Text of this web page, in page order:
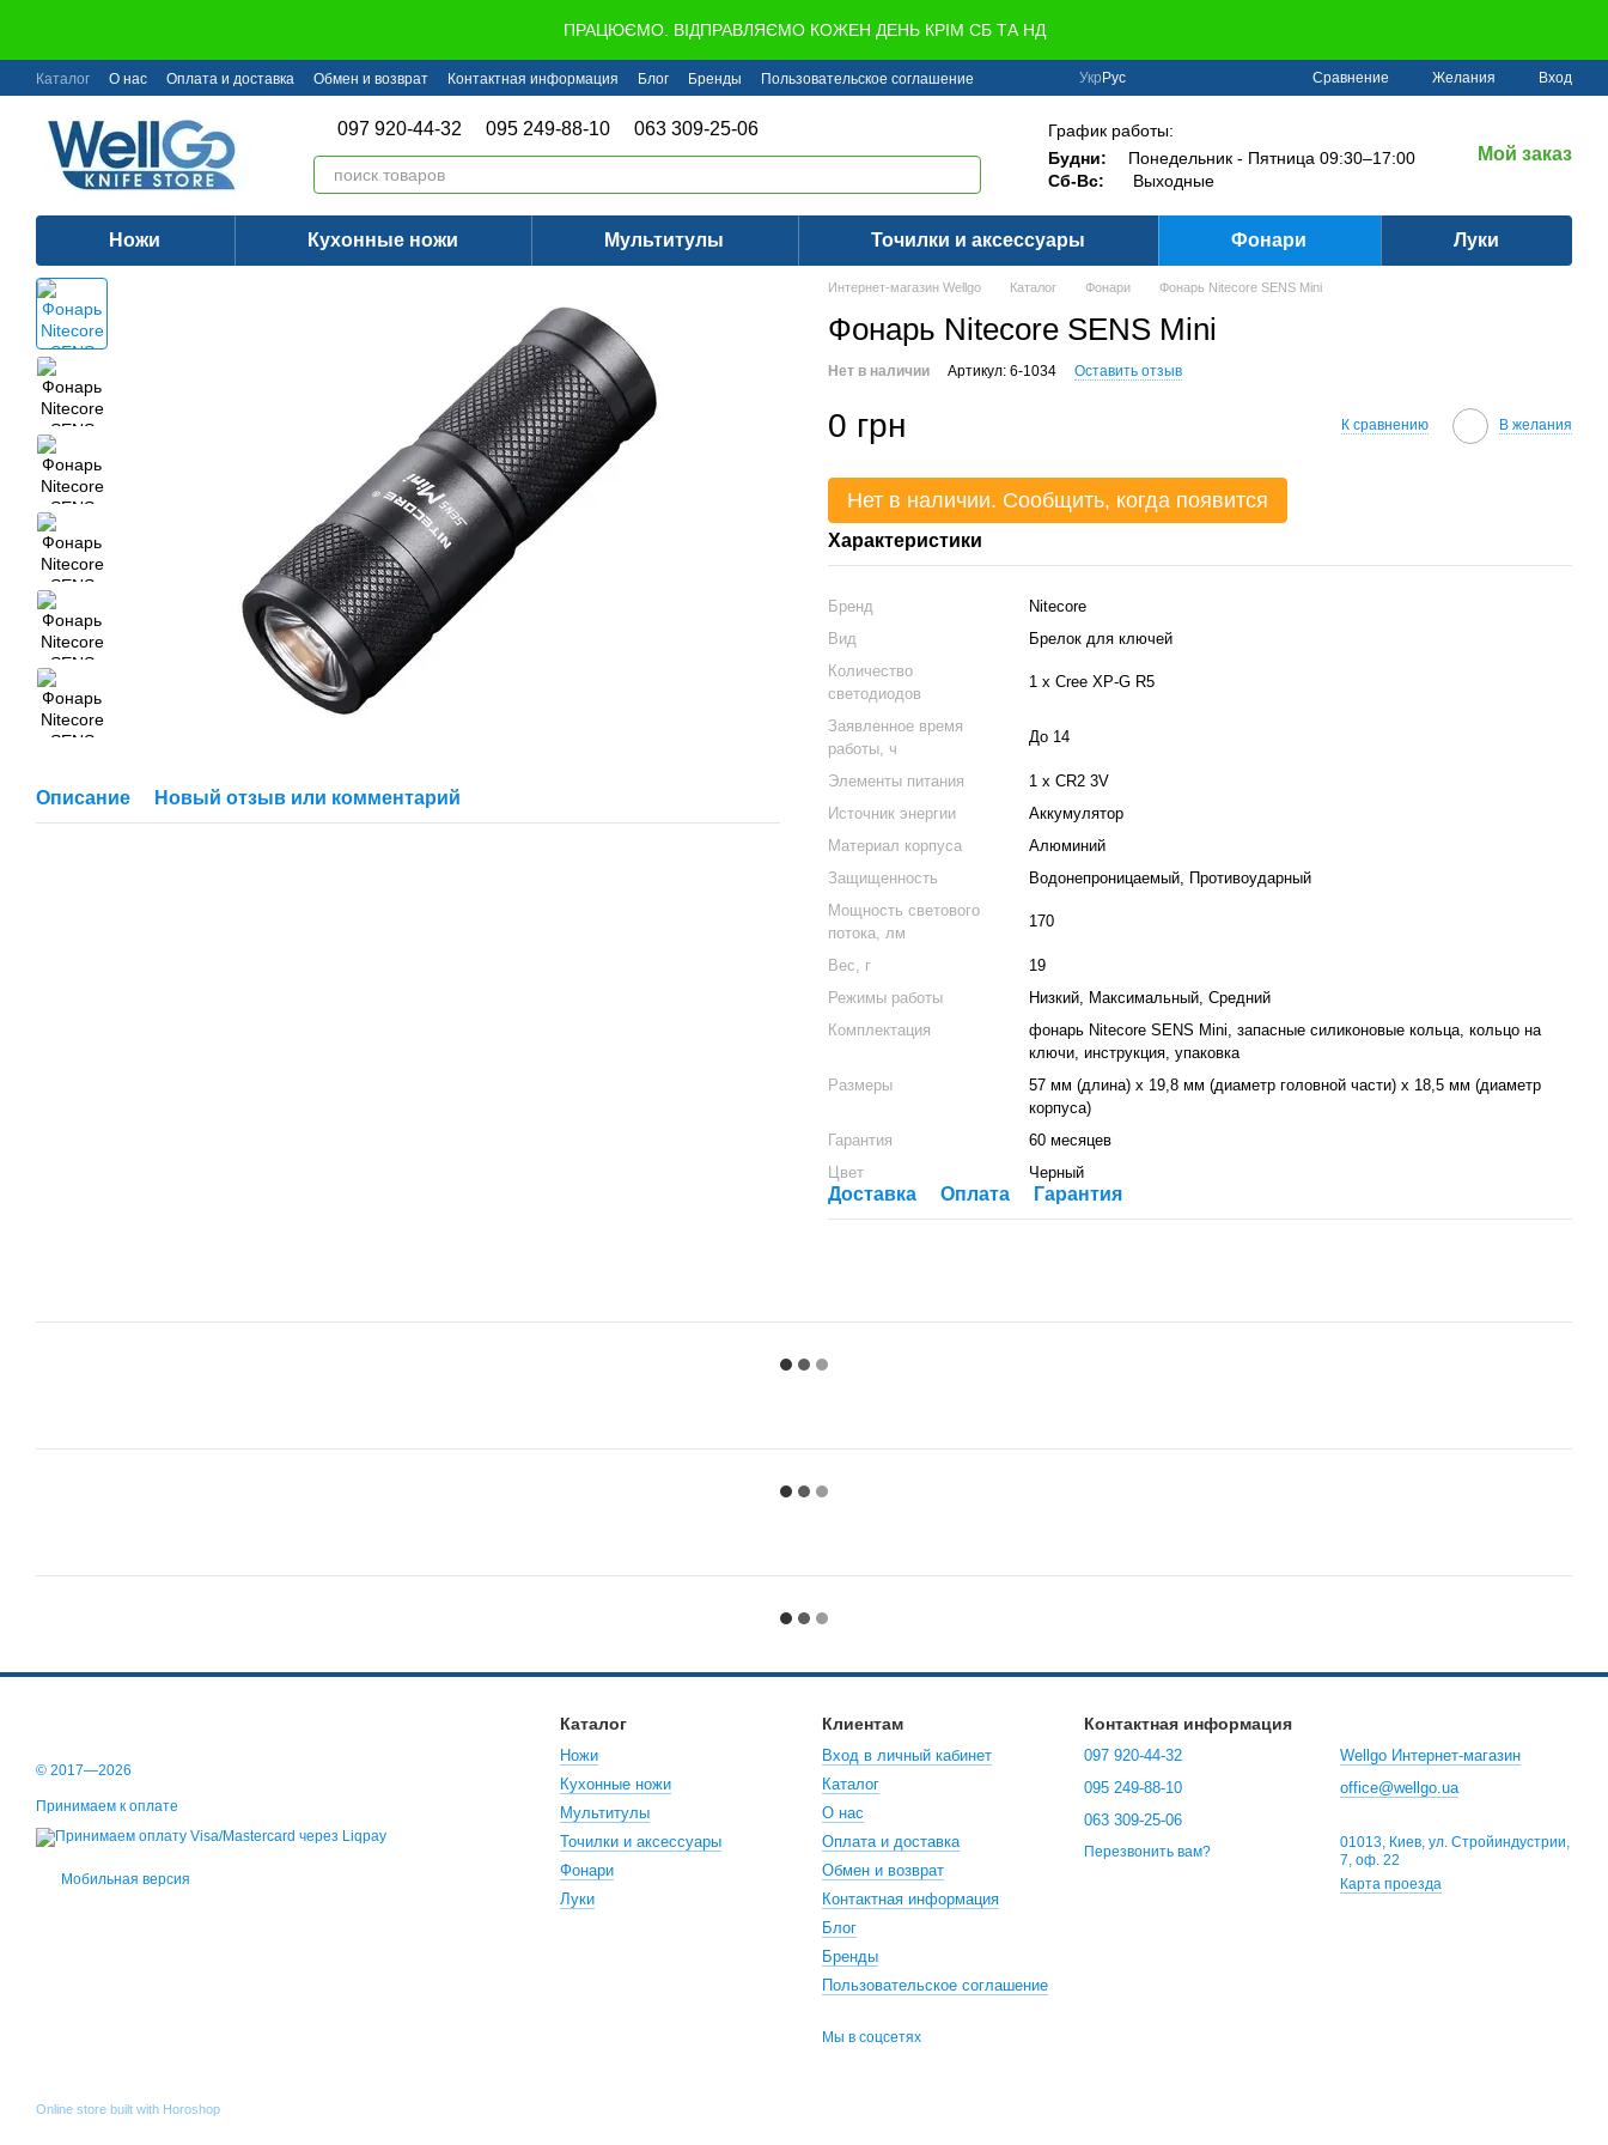
ПРАЦЮЄМО. ВІДПРАВЛЯЄМО КОЖЕН ДЕНЬ КРІМ СБ ТА НД
Каталог О нас Оплата и доставка Обмен и возврат Контактная информация Блог Бренды Пользовательское соглашение Укр Рус Сравнение Желания Вход
097 920-44-32 095 249-88-10 063 309-25-06
График работы:
Будни:
Понедельник - Пятница 09:30–17:00
Сб-Вс:
Выходные
Мой заказ
Ножи Кухонные ножи Мультитулы Точилки и аксессуары Фонари Луки
Описание Новый отзыв или комментарий
Интернет-магазин Wellgo Каталог Фонари Фонарь Nitecore SENS Mini
Фонарь Nitecore SENS Mini
Нет в наличии Артикул: 6-1034 Оставить отзыв
0 грн К сравнению В желания
Нет в наличии. Сообщить, когда появится
Характеристики
Бренд
Nitecore
Вид
Брелок для ключей
Количество
светодиодов
1 х Cree XP-G R5
Заявленное время
работы, ч
До 14
Элементы питания
1 x CR2 3V
Источник энергии
Аккумулятор
Материал корпуса
Алюминий
Защищенность
Водонепроницаемый, Противоударный
Мощность светового
потока, лм
170
Вес, г
19
Режимы работы
Низкий, Максимальный, Средний
Комплектация
фонарь Nitecore SENS Mini, запасные силиконовые кольца, кольцо на
ключи, инструкция, упаковка
Размеры
57 мм (длина) х 19,8 мм (диаметр головной части) х 18,5 мм (диаметр
корпуса)
Гарантия
60 месяцев
Цвет
Черный
Доставка Оплата Гарантия
© 2017—2026
Принимаем к оплате
Мобильная версия
Online store built with Horoshop
Каталог
Ножи
Кухонные ножи
Мультитулы
Точилки и аксессуары
Фонари
Луки
Клиентам
Вход в личный кабинет
Каталог
О нас
Оплата и доставка
Обмен и возврат
Контактная информация
Блог
Бренды
Пользовательское соглашение
Мы в соцсетях
Контактная информация
097 920-44-32
095 249-88-10
063 309-25-06
Перезвонить вам?
Wellgo Интернет-магазин
office@wellgo.ua
01013, Киев, ул. Стройиндустрии,
7, оф. 22
Карта проезда